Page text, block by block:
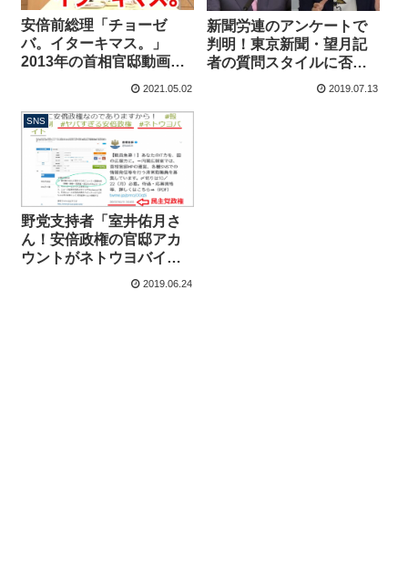
安倍前総理「チョーゼ
バ。イターキマス。」
2013年の首相官邸動画が
2021.05.02
新聞労連のアンケートで
判明！東京新聞・望月記
者の質問スタイルに否定
的な記者が8割以上「長
2019.07.13
SNS
野党支持者「室井佑月さ
ん！安倍政権の官邸アカ
ウントがネトウヨバイト
を募集してた証拠で
2019.06.24